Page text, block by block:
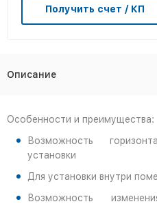
Получить счет / КП
Описание
Особенности и преимущества:
Возможность
установки
Для установки внутри
Возможность